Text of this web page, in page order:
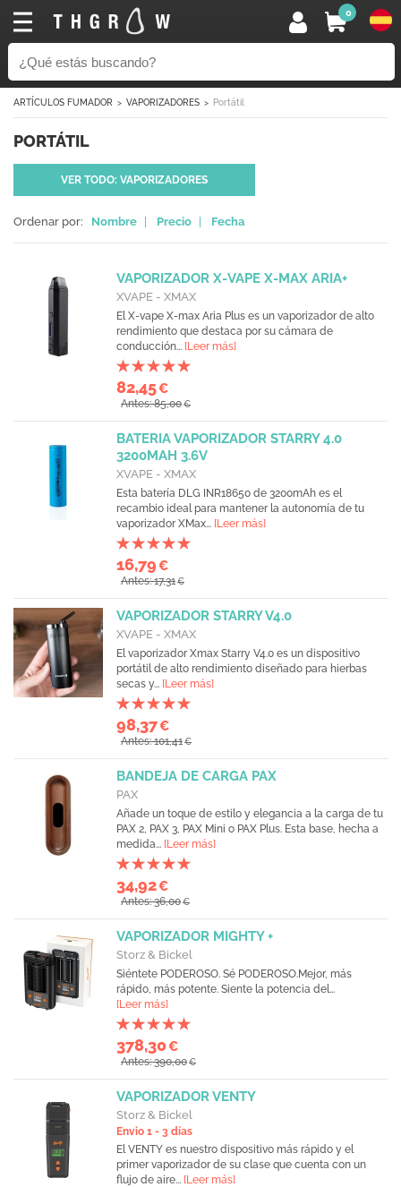
0
ARTÍCULOS FUMADOR VAPORIZADORES Portátil
PORTÁTIL
VER TODO: VAPORIZADORES
Ordenar por: Nombre Precio Fecha
VAPORIZADOR X-VAPE X-MAX ARIA+
XVAPE - XMAX
El X-vape X-max Aria Plus es un vaporizador de alto
rendimiento que destaca por su cámara de
conducción... [Leer más]
82,45€
Antes: 85,00€
BATERIA VAPORIZADOR STARRY 4.0
3200MAH 3.6V
XVAPE - XMAX
Esta batería DLG INR18650 de 3200mAh es el
recambio ideal para mantener la autonomía de tu
vaporizador XMax... [Leer más]
16,79€
Antes: 17,31€
VAPORIZADOR STARRY V4.0
XVAPE - XMAX
El vaporizador Xmax Starry V4.0 es un dispositivo
portátil de alto rendimiento diseñado para hierbas
secas y... [Leer más]
98,37€
Antes: 101,41€
BANDEJA DE CARGA PAX
PAX
Añade un toque de estilo y elegancia a la carga de tu
PAX 2, PAX 3, PAX Mini o PAX Plus. Esta base, hecha a
medida... [Leer más]
34,92€
Antes: 36,00€
VAPORIZADOR MIGHTY +
Storz & Bickel
Siéntete PODEROSO. Sé PODEROSO.Mejor, más
rápido, más potente. Siente la potencia del...
[Leer más]
378,30€
Antes: 390,00€
VAPORIZADOR VENTY
Storz & Bickel
Envio 1 - 3 días
El VENTY es nuestro dispositivo más rápido y el
primer vaporizador de su clase que cuenta con un
flujo de aire... [Leer más]